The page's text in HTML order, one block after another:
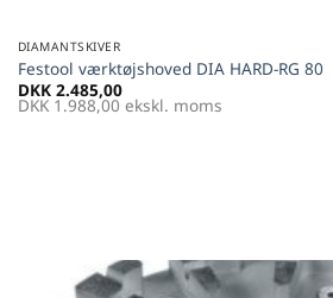
DIAMANTSKIVER
Festool værktøjshoved DIA HARD-RG 80
DKK 2.485,00
DKK 1.988,00 ekskl. moms